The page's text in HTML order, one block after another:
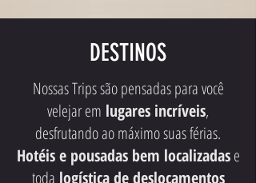
DESTINOS
Nossas Trips são pensadas para você
velejar em lugares incríveis,
desfrutando ao máximo suas férias.
Hotéis e pousadas bem localizadase
toda logística de deslocamentos